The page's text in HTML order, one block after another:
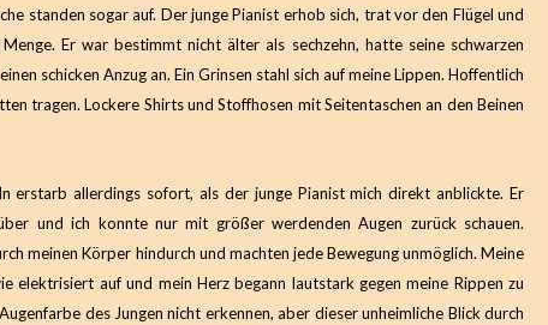
standen sogar auf. Der junge Pianist erhob sich, trat vor den Flügel und
Er war bestimmt nicht älter als sechzehn, hatte seine schwarzen
schicken Anzug an. Ein Grinsen stahl sich auf meine Lippen. Hoffentlich
tragen. Lockere Shirts und Stoffhosen mit Seitentaschen an den Beinen
erstarb allerdings sofort, als der junge Pianist mich direkt anblickte. Er
und ich konnte nur mit größer werdenden Augen zurück schauen.
meinen Körper hindurch und machten jede Bewegung unmöglich. Meine
elektrisiert auf und mein Herz begann lautstark gegen meine Rippen zu
des Jungen nicht erkennen, aber dieser unheimliche Blick durch